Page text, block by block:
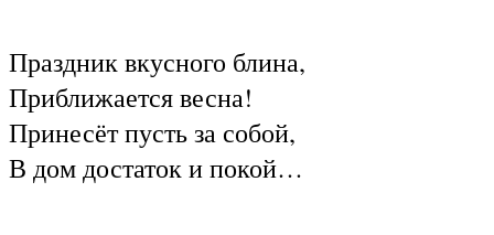
Праздник вкусного блина,
Приближается весна!
Принесёт пусть за собой,
В дом достаток и покой…